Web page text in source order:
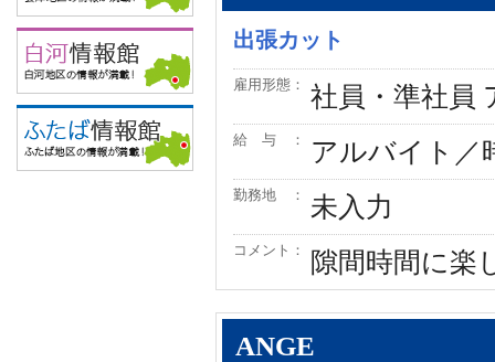
出張カット
雇用形態： 社員・準社員
給 与 ： アルバイト／
勤務地 ： 未入力
コメント： 隙間時間に楽
ANGE